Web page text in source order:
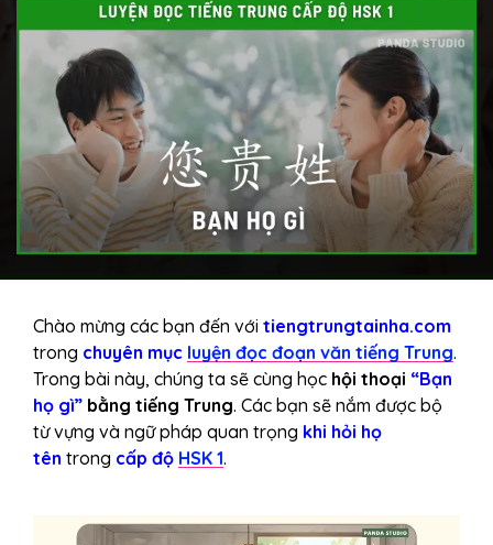
Chào mừng các bạn đến với tiengtrungtainha.com
trong chuyên mục luyện đọc đoạn văn tiếng Trung.
Trong bài này, chúng ta sẽ cùng học hội thoại “Bạn
họ gì” bằng tiếng Trung. Các bạn sẽ nắm được bộ
từ vựng và ngữ pháp quan trọng khi hỏi họ
tên trong cấp độ HSK 1.